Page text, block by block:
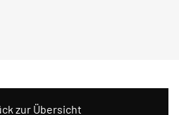
zur Übersicht